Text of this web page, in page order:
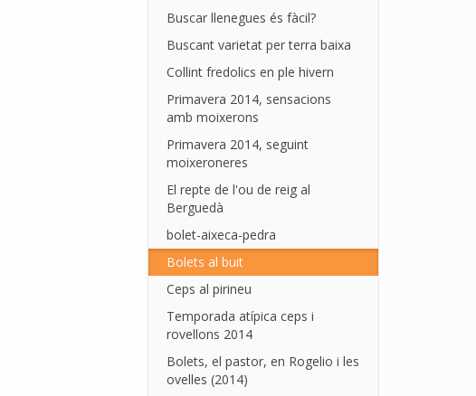
Buscar llenegues és fàcil?
Buscant varietat per terra baixa
Collint fredolics en ple hivern
Primavera 2014, sensacions
amb moixerons
Primavera 2014, seguint
moixeroneres
El repte de l'ou de reig al
Berguedà
bolet-aixeca-pedra
Bolets al buit
Ceps al pirineu
Temporada atípica ceps i
rovellons 2014
Bolets, el pastor, en Rogelio i les
ovelles (2014)